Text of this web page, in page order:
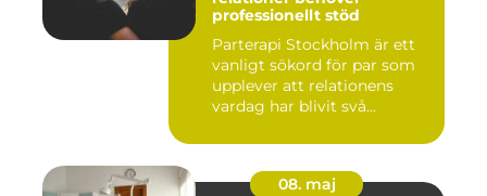
professionellt stöd
Parterapi Stockholm är ett
vanligt sökord för par som
upplever att relationens
vardag har blivit svå...
08. maj